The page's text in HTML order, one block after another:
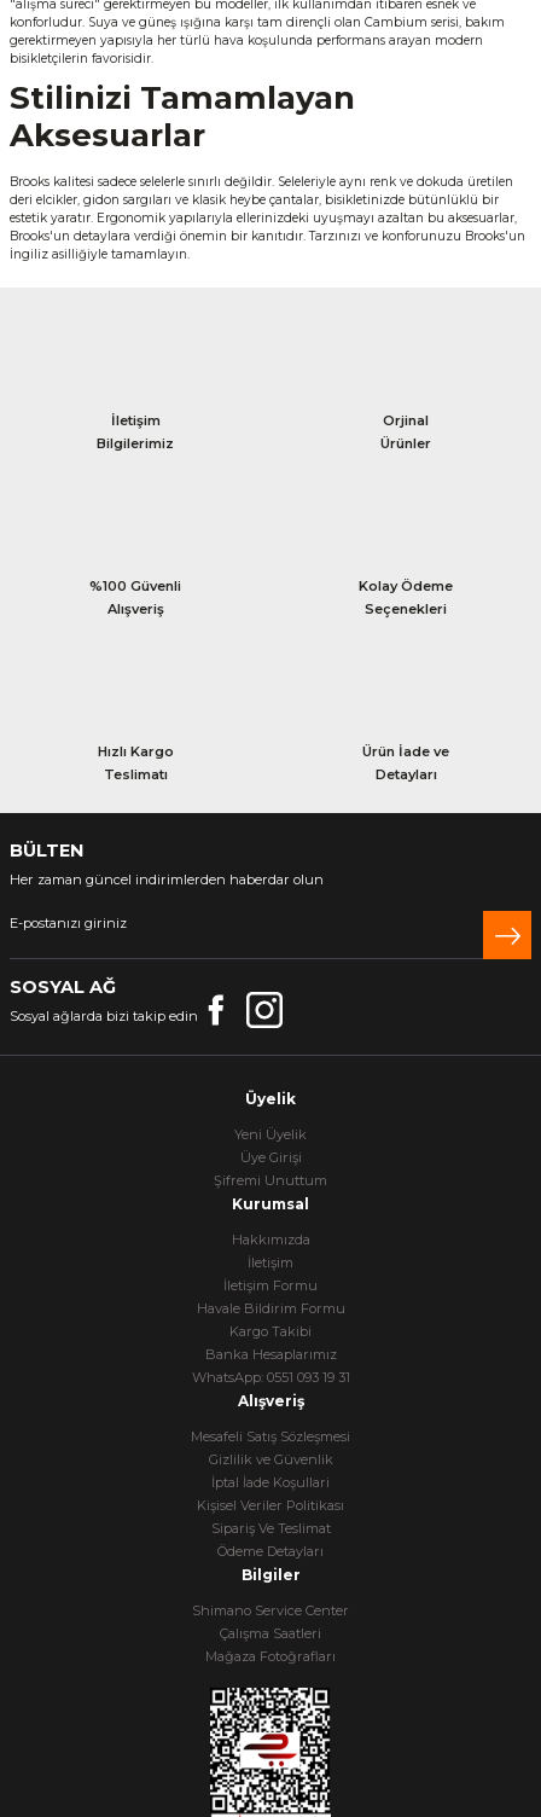
"alışma süreci" gerektirmeyen bu modeller, ilk kullanımdan itibaren esnek ve
konforludur. Suya ve güneş ışığına karşı tam dirençli olan Cambium serisi, bakım
gerektirmeyen yapısıyla her türlü hava koşulunda performans arayan modern
bisikletçilerin favorisidir.
Stilinizi Tamamlayan
Aksesuarlar
Brooks kalitesi sadece selelerle sınırlı değildir. Seleleriyle aynı renk ve dokuda üretilen
deri elcikler, gidon sargıları ve klasik heybe çantalar, bisikletinizde bütünlüklü bir
estetik yaratır. Ergonomik yapılarıyla ellerinizdeki uyuşmayı azaltan bu aksesuarlar,
Brooks'un detaylara verdiği önemin bir kanıtıdır. Tarzınızı ve konforunuzu Brooks'un
İngiliz asilliğiyle tamamlayın.
İletişim
Bilgilerimiz
Orjinal
Ürünler
%100 Güvenli
Alışveriş
Kolay Ödeme
Seçenekleri
Hızlı Kargo
Teslimatı
Ürün İade ve
Detayları
BÜLTEN
Her zaman güncel indirimlerden haberdar olun
SOSYAL AĞ
Sosyal ağlarda bizi takip edin
Üyelik
Yeni Üyelik
Üye Girişi
Şifremi Unuttum
Kurumsal
Hakkımızda
İletişim
İletişim Formu
Havale Bildirim Formu
Kargo Takibi
Banka Hesaplarımız
WhatsApp: 0551 093 19 31
Alışveriş
Mesafeli Satış Sözleşmesi
Gizlilik ve Güvenlik
İptal İade Koşullari
Kişisel Veriler Politikası
Sipariş Ve Teslimat
Ödeme Detayları
Bilgiler
Shimano Service Center
Çalışma Saatleri
Mağaza Fotoğrafları